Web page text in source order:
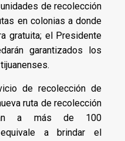
de recolección
en colonias a donde
gratuita; el Presidente
garantizados los
de recolección de
ruta de recolección
a más de 100
a brindar el